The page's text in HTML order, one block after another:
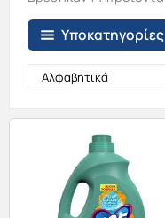
Υποκατηγορίες